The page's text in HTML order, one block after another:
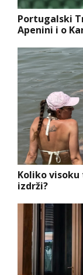
Portugalski
Apenini i o
Koliko
izdrži?